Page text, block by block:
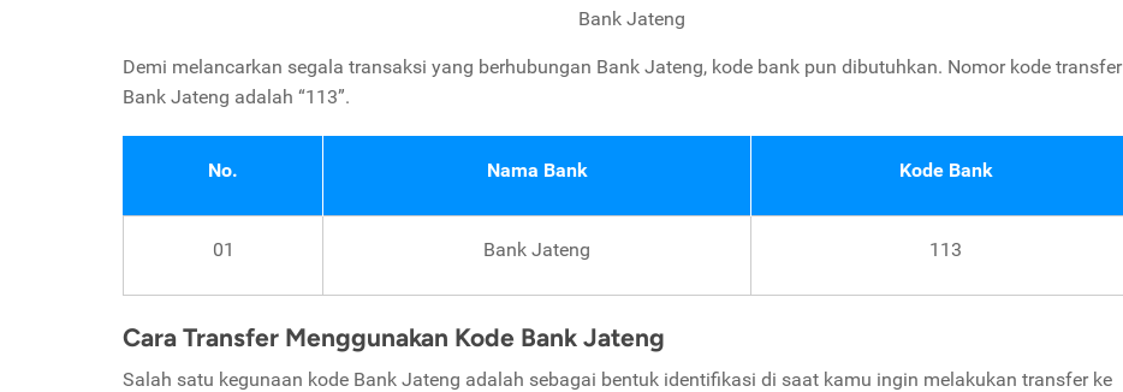
Bank Jateng
Demi melancarkan segala transaksi yang berhubungan Bank Jateng, kode bank pun dibutuhkan. Nomor kode transfer
Bank Jateng adalah “113”.
No. Nama Bank Kode Bank
01 Bank Jateng 113
Cara Transfer Menggunakan Kode Bank Jateng
Salah satu kegunaan kode Bank Jateng adalah sebagai bentuk identifikasi di saat kamu ingin melakukan transfer ke